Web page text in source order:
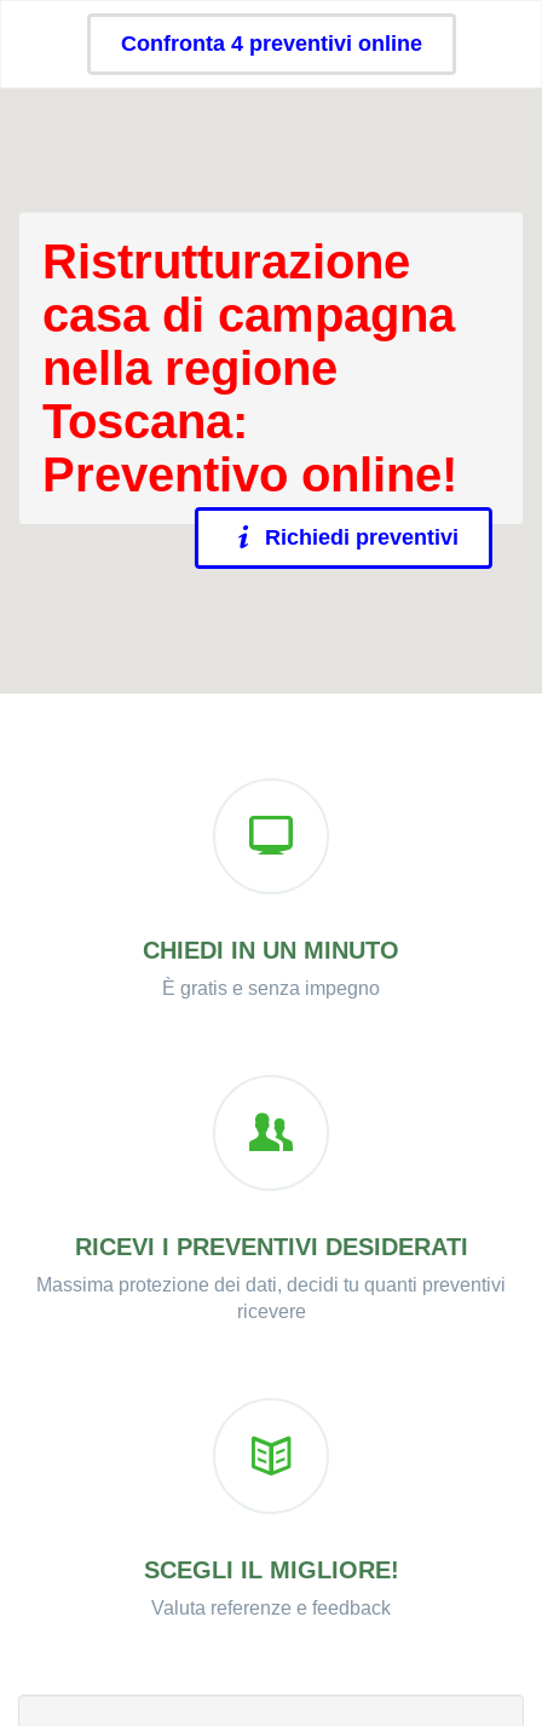
Confronta 4 preventivi online
Ristrutturazione
casa di campagna
nella regione
Toscana:
Preventivo online!
Richiedi preventivi
CHIEDI IN UN MINUTO
È gratis e senza impegno
RICEVI I PREVENTIVI DESIDERATI
Massima protezione dei dati, decidi tu quanti preventivi
ricevere
SCEGLI IL MIGLIORE!
Valuta referenze e feedback